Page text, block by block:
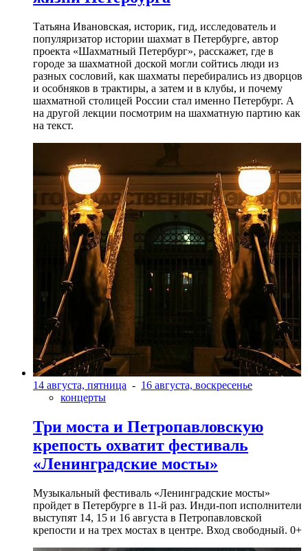
Татьяна Ивановская, историк, гид, исследователь и
популяризатор истории шахмат в Петербурге, автор
проекта «Шахматный Петербург», расскажет, где в
городе за шахматной доской могли сойтись люди из
разных сословий, как шахматы перебирались из дворцов
и особняков в трактиры, а затем и в клубы, и почему
шахматной столицей России стал именно Петербург. А
на другой лекции посмотрим на шахматную партию как
на текст.
14 августа, пятница - 16 августа, воскресенье
концерты
Три моста и Петропавловскую
крепость охватит фестиваль
«Ленинградские мосты»
Музыкальный фестиваль «Ленинградские мосты»
пройдет в Петербурге в 11-й раз. Инди-поп исполнители
выступят 14, 15 и 16 августа в Петропавловской
крепости и на трех мостах в центре. Вход свободный. 0+